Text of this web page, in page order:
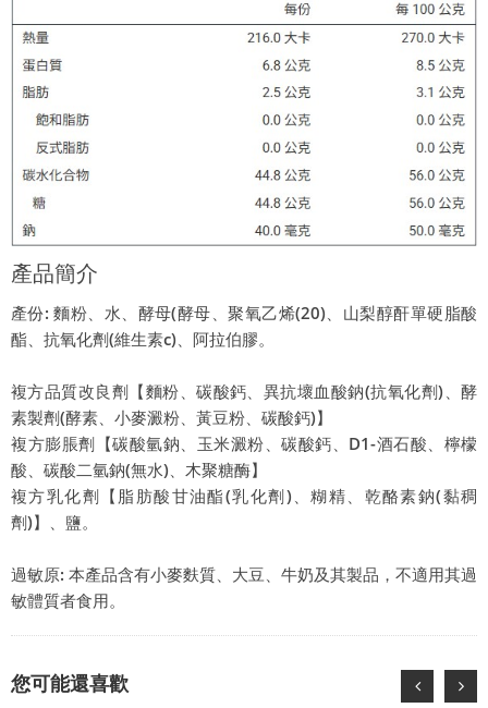
產品簡介
產份: 麵粉、水、酵母(酵母、聚氧乙烯(20)、山梨醇酐單硬脂酸
酯、抗氧化劑(維生素c)、阿拉伯膠。
複方品質改良劑【麵粉、碳酸鈣、異抗壞血酸鈉(抗氧化劑)、酵
素製劑(酵素、小麥澱粉、黃豆粉、碳酸鈣)】
複方膨脹劑【碳酸氫鈉、玉米澱粉、碳酸鈣、D1-酒石酸、檸檬
酸、碳酸二氫鈉(無水)、木聚糖酶】
複方乳化劑【脂肪酸甘油酯(乳化劑)、糊精、乾酪素鈉(黏稠
劑)】、鹽。
過敏原: 本產品含有小麥麩質、大豆、牛奶及其製品，不適用其過
敏體質者食用。
您可能還喜歡